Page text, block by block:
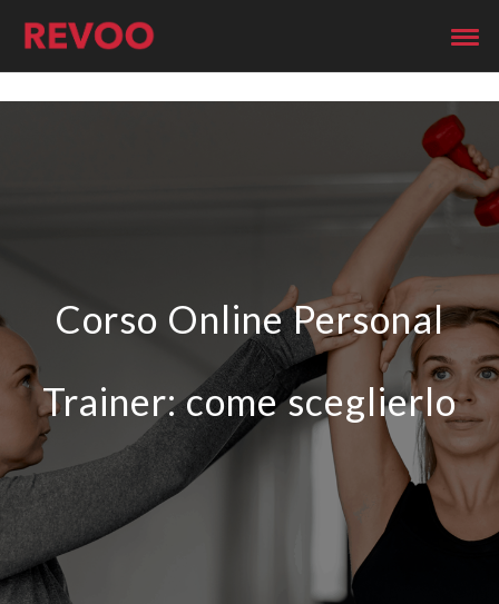
Corso Online Personal
Trainer: come sceglierlo